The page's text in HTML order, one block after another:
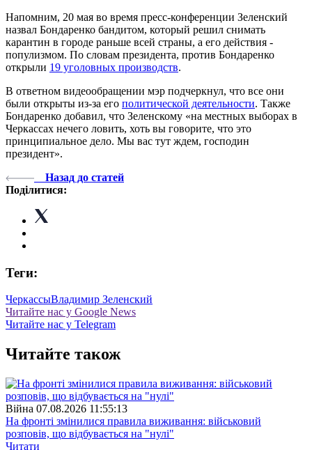
Напомним, 20 мая во время пресс-конференции Зеленский
назвал Бондаренко бандитом, который решил снимать
карантин в городе раньше всей страны, а его действия -
популизмом. По словам президента, против Бондаренко
открыли 19 уголовных производств.
В ответном видеообращении мэр подчеркнул, что все они
были открыты из-за его политической деятельности. Также
Бондаренко добавил, что Зеленскому «на местных выборах в
Черкассах нечего ловить, хоть вы говорите, что это
принципиальное дело. Мы вас тут ждем, господин
президент».
Назад до статей
Поділитися:
Теги:
ЧеркассыВладимир Зеленский
Читайте нас у Google News
Читайте нас у Telegram
Читайте також
Війна 07.08.2026 11:55:13
На фронті змінилися правила виживання: військовий
розповів, що відбувається на "нулі"
Читати